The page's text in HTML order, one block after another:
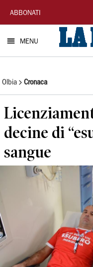
La
Nuova
Sardegna
ABBONATI
MENU
Olbia Cronaca
decine di
sangue